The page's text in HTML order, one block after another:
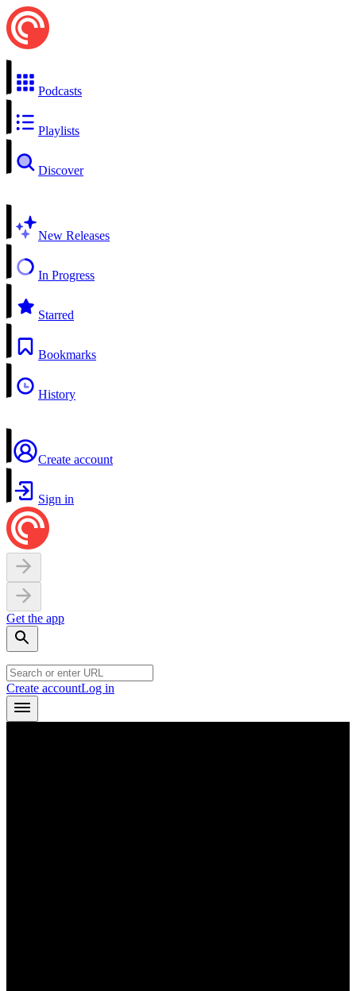
Podcasts
Playlists
Discover
New Releases
In Progress
Starred
Bookmarks
History
Create account
Sign in
Get the app
Create accountLog in